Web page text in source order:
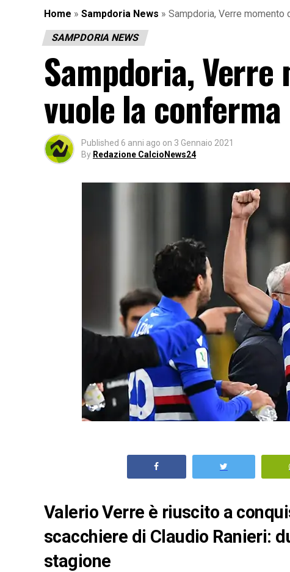
Home » Sampdoria News » Sampdoria, Verre momento
SAMPDORIA NEWS
Sampdoria, Verre
vuole la conferma
Published 6 anni ago on 3 Gennaio 2021
By Redazione CalcioNews24
Valerio Verre è riuscito a
scacchiere di Claudio Ranieri:
stagione